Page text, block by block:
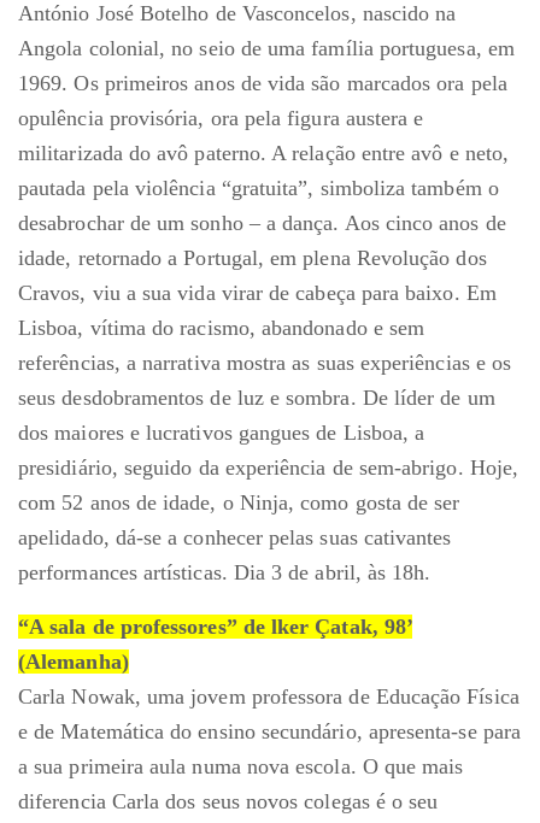
António José Botelho de Vasconcelos, nascido na
Angola colonial, no seio de uma família portuguesa, em
1969. Os primeiros anos de vida são marcados ora pela
opulência provisória, ora pela figura austera e
militarizada do avô paterno. A relação entre avô e neto,
pautada pela violência “gratuita”, simboliza também o
desabrochar de um sonho – a dança. Aos cinco anos de
idade, retornado a Portugal, em plena Revolução dos
Cravos, viu a sua vida virar de cabeça para baixo. Em
Lisboa, vítima do racismo, abandonado e sem
referências, a narrativa mostra as suas experiências e os
seus desdobramentos de luz e sombra. De líder de um
dos maiores e lucrativos gangues de Lisboa, a
presidiário, seguido da experiência de sem-abrigo. Hoje,
com 52 anos de idade, o Ninja, como gosta de ser
apelidado, dá-se a conhecer pelas suas cativantes
performances artísticas. Dia 3 de abril, às 18h.
“A sala de professores” de lker Çatak, 98’
(Alemanha)
Carla Nowak, uma jovem professora de Educação Física
e de Matemática do ensino secundário, apresenta-se para
a sua primeira aula numa nova escola. O que mais
diferencia Carla dos seus novos colegas é o seu